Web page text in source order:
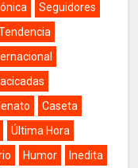
Seguidores
Caseta
Última Hora
Humor
Inedita